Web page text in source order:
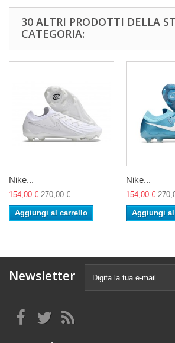
30 ALTRI PRODOTTI DELLA
CATEGORIA:
Nike...
154,00 € 270,00 €
Aggiungi al carrello
Nike...
154,00 €
Aggiungi
Newsletter